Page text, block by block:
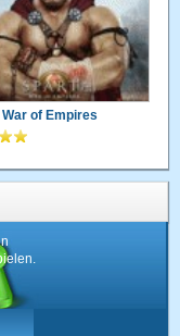
of Empires